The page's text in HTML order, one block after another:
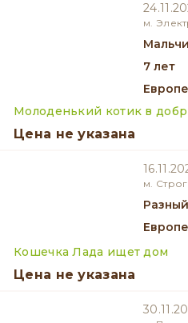
м.
7 лет
Молоденький котик в
Цена не указана
м.
Кошечка Лада ищет дом
Цена не указана